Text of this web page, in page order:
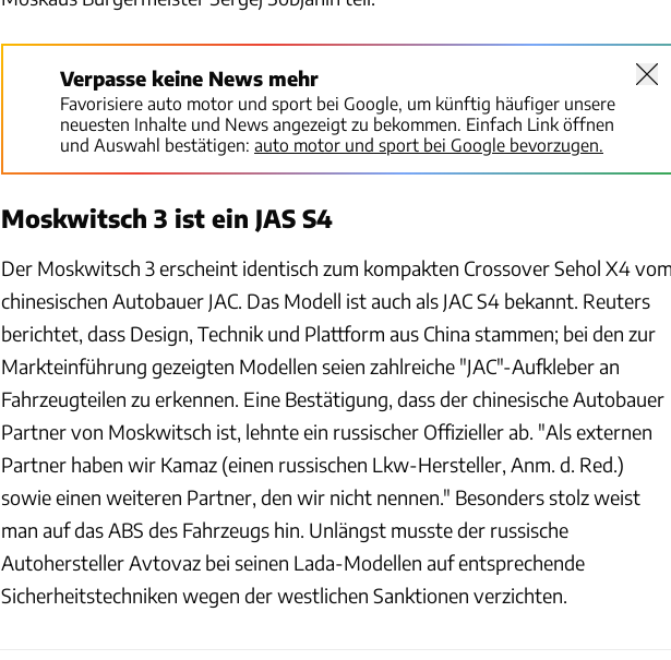
Verpasse keine News mehr
Favorisiere auto motor und sport bei Google, um künftig häufiger unsere
neuesten Inhalte und News angezeigt zu bekommen. Einfach Link öffnen
und Auswahl bestätigen: auto motor und sport bei Google bevorzugen.
Moskwitsch 3 ist ein JAS S4
Der Moskwitsch 3 erscheint identisch zum kompakten Crossover Sehol X4
chinesischen Autobauer JAC. Das Modell ist auch als JAC S4 bekannt. Reuters
berichtet, dass Design, Technik und Plattform aus China stammen; bei den zur
Markteinführung gezeigten Modellen seien zahlreiche "JAC"-Aufkleber an
Fahrzeugteilen zu erkennen. Eine Bestätigung, dass der chinesische Autobauer
Partner von Moskwitsch ist, lehnte ein russischer Offizieller ab. "Als externen
Partner haben wir Kamaz (einen russischen Lkw-Hersteller, Anm. d. Red.)
sowie einen weiteren Partner, den wir nicht nennen." Besonders stolz weist
man auf das ABS des Fahrzeugs hin. Unlängst musste der russische
Autohersteller Avtovaz bei seinen Lada-Modellen auf entsprechende
Sicherheitstechniken wegen der westlichen Sanktionen verzichten.